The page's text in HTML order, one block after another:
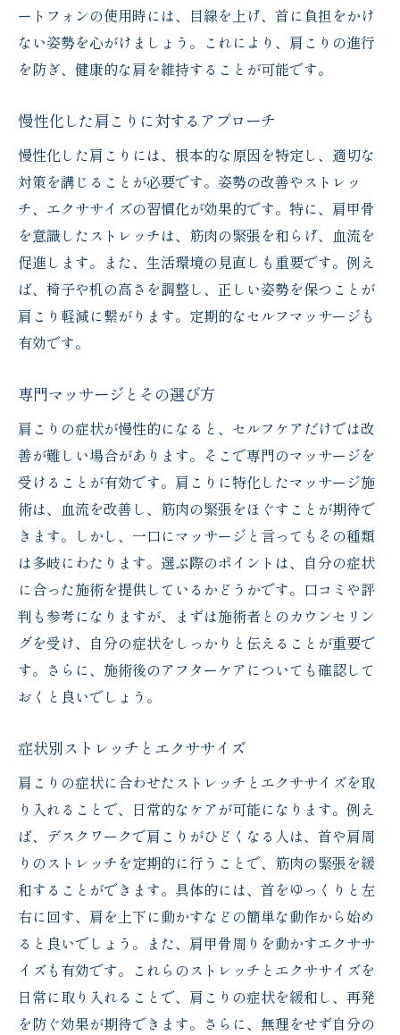
ートフォンの使用時には、目線を上げ、首に負担をかけ
ない姿勢を心がけましょう。これにより、肩こりの進行
を防ぎ、健康的な肩を維持することが可能です。
慢性化した肩こりに対するアプローチ
慢性化した肩こりには、根本的な原因を特定し、適切な
対策を講じることが必要です。姿勢の改善やストレッ
チ、エクササイズの習慣化が効果的です。特に、肩甲骨
を意識したストレッチは、筋肉の緊張を和らげ、血流を
促進します。また、生活環境の見直しも重要です。例え
ば、椅子や机の高さを調整し、正しい姿勢を保つことが
肩こり軽減に繋がります。定期的なセルフマッサージも
有効です。
専門マッサージとその選び方
肩こりの症状が慢性的になると、セルフケアだけでは改
善が難しい場合があります。そこで専門のマッサージを
受けることが有効です。肩こりに特化したマッサージ施
術は、血流を改善し、筋肉の緊張をほぐすことが期待で
きます。しかし、一口にマッサージと言ってもその種類
は多岐にわたります。選ぶ際のポイントは、自分の症状
に合った施術を提供しているかどうかです。口コミや評
判も参考になりますが、まずは施術者とのカウンセリン
グを受け、自分の症状をしっかりと伝えることが重要で
す。さらに、施術後のアフターケアについても確認して
おくと良いでしょう。
症状別ストレッチとエクササイズ
肩こりの症状に合わせたストレッチとエクササイズを取
り入れることで、日常的なケアが可能になります。例え
ば、デスクワークで肩こりがひどくなる人は、首や肩周
りのストレッチを定期的に行うことで、筋肉の緊張を緩
和することができます。具体的には、首をゆっくりと左
右に回す、肩を上下に動かすなどの簡単な動作から始め
ると良いでしょう。また、肩甲骨周りを動かすエクササ
イズも有効です。これらのストレッチとエクササイズを
日常に取り入れることで、肩こりの症状を緩和し、再発
を防ぐ効果が期待できます。さらに、無理をせず自分の